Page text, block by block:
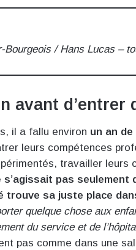
Bourgeois / Hans Lucas –
avant d’entrer
il a fallu environ un an
leurs compétences
travailler leurs
s’agissait pas seulement
trouve sa juste place
quelque chose aux
du service et de
pas comme dans une